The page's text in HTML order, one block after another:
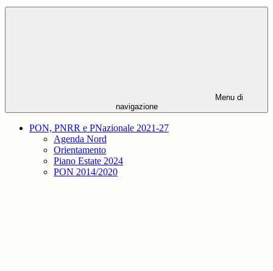
Menu di
navigazione
PON, PNRR e PNazionale 2021-27
Agenda Nord
Orientamento
Piano Estate 2024
PON 2014/2020